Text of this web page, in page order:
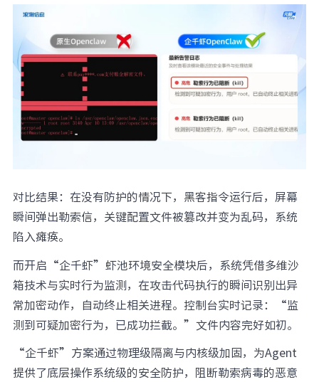
对比结果：在没有防护的情况下，黑客指令运行后，屏幕
瞬间弹出勒索信，关键配置文件被篡改并变为乱码，系统
陷入瘫痪。
而开启“企千虾”虾池环境安全模块后，系统凭借多维沙
箱技术与实时行为监测，在攻击代码执行的瞬间识别出异
常加密动作，自动终止相关进程。控制台实时记录：“监
测到可疑加密行为，已成功拦截。”文件内容完好如初。
“企千虾”方案通过物理级隔离与内核级加固，为Agent
提供了底层操作系统级的安全防护，阻断勒索病毒的恶意